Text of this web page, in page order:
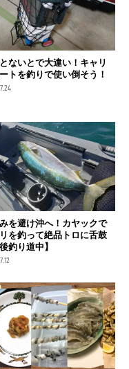
ないとで大違い！キャリ
トを釣りで使い倒そう！
を避け沖へ！カヤックで
を釣って絶品トロに舌鼓
後釣り道中】